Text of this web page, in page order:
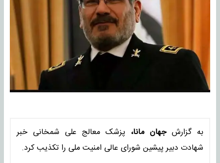
به گزارش جهان مانا، پزشک معالج علی شمخانی خبر
شهادت دبیر پیشین شورای عالی امنیت ملی را تکذیب کرد.